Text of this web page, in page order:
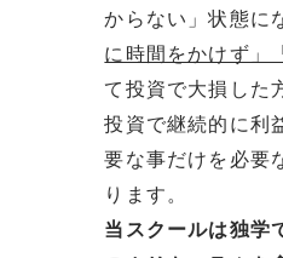
からない」状態に
に時間をかけず」
て投資で大損した
投資で継続的に利
要な事だけを必要
ります。
当スクールは独学